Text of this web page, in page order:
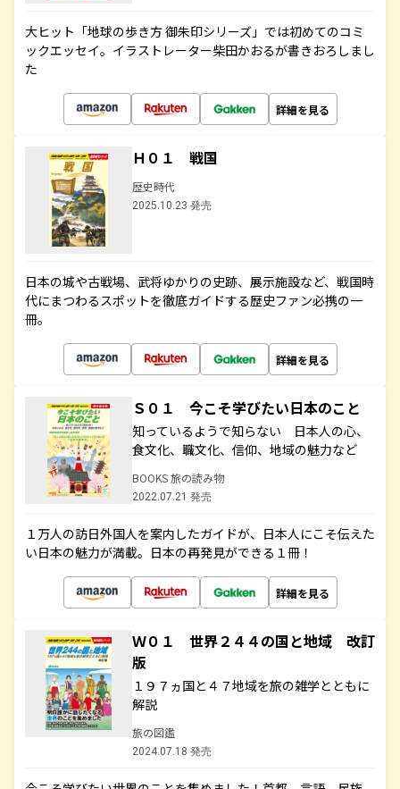
大ヒット「地球の歩き方 御朱印シリーズ」では初めてのコミ
ックエッセイ。イラストレーター柴田かおるが書きおろしまし
た
詳細を見る
Ｈ０１ 戦国
歴史時代
2025.10.23 発売
日本の城や古戦場、武将ゆかりの史跡、展示施設など、戦国時
代にまつわるスポットを徹底ガイドする歴史ファン必携の一
冊。
詳細を見る
Ｓ０１ 今こそ学びたい日本のこと
知っているようで知らない 日本人の心、
食文化、職文化、信仰、地域の魅力など
BOOKS 旅の読み物
2022.07.21 発売
１万人の訪日外国人を案内したガイドが、日本人にこそ伝えた
い日本の魅力が満載。日本の再発見ができる１冊！
詳細を見る
Ｗ０１ 世界２４４の国と地域 改訂
版
１９７ヵ国と４７地域を旅の雑学とともに
解説
旅の図鑑
2024.07.18 発売